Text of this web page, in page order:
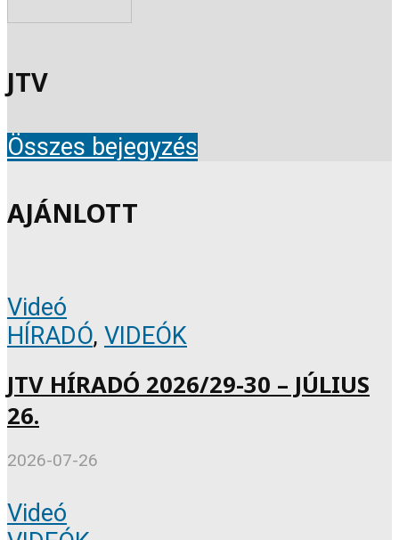
JTV
Összes bejegyzés
AJÁNLOTT
Videó
HÍRADÓ, VIDEÓK
JTV HÍRADÓ 2026/29-30 – JÚLIUS
26.
2026-07-26
Videó